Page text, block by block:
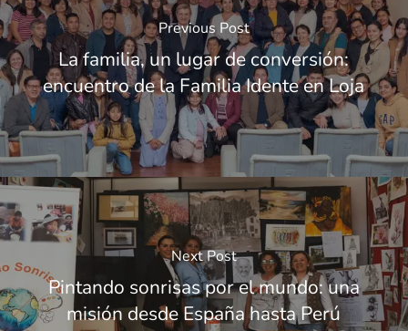
Previous Post
La familia, un lugar de conversión:
encuentro de la Familia Idente en Loja
Next Post
Pintando sonrisas por el mundo: una
misión desde España hasta Perú